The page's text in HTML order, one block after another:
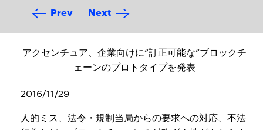
Prev Next
アクセンチュア、企業向けに“訂正可能な”ブロックチ
ェーンのプロトタイプを発表
2016/11/29
人的ミス、法令・規制当局からの要求への対応、不法